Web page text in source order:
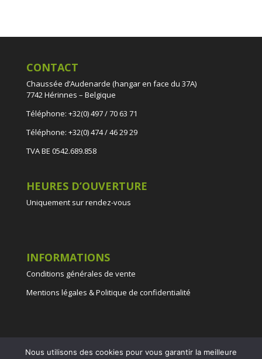
CONTACT
Chaussée d’Audenarde (hangar en face du 37A)
7742 Hérinnes – Belgique
Téléphone: +32(0) 497 / 70 63 71
Téléphone: +32(0) 474 / 46 29 29
TVA BE 0542.689.858
HEURES D’OUVERTURE
Uniquement sur rendez-vous
INFORMATIONS
Conditions générales de vente
Mentions légales & Politique de confidentialité
Nous utilisons des cookies pour vous garantir la meilleure